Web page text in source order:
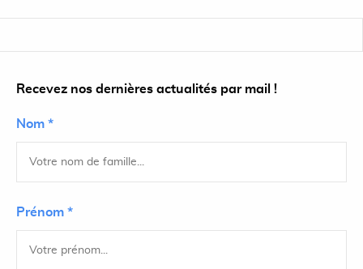
Recevez nos dernières actualités par mail !
Nom *
Prénom *